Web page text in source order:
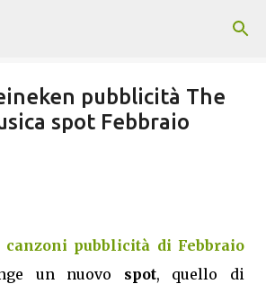
ai contenuti principali
pubblicità The
spot Febbraio
canzoni pubblicità di Febbraio
un nuovo spot, quello di